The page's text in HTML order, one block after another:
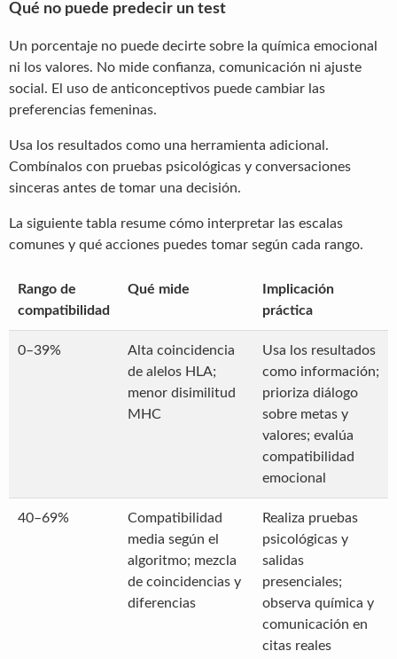
Qué no puede predecir un test
Un porcentaje no puede decirte sobre la química emocional
ni los valores. No mide confianza, comunicación ni ajuste
social. El uso de anticonceptivos puede cambiar las
preferencias femeninas.
Usa los resultados como una herramienta adicional.
Combínalos con pruebas psicológicas y conversaciones
sinceras antes de tomar una decisión.
La siguiente tabla resume cómo interpretar las escalas
comunes y qué acciones puedes tomar según cada rango.
Rango de
compatibilidad
Qué mide
Implicación
práctica
0–39%
Alta coincidencia
de alelos HLA;
menor disimilitud
MHC
Usa los resultados
como información;
prioriza diálogo
sobre metas y
valores; evalúa
compatibilidad
emocional
40–69%
Compatibilidad
media según el
algoritmo; mezcla
de coincidencias y
diferencias
Realiza pruebas
psicológicas y
salidas
presenciales;
observa química y
comunicación en
citas reales